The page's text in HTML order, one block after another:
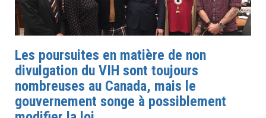
Les poursuites en matière de non
divulgation du VIH sont toujours
nombreuses au Canada, mais le
gouvernement songe à possiblement